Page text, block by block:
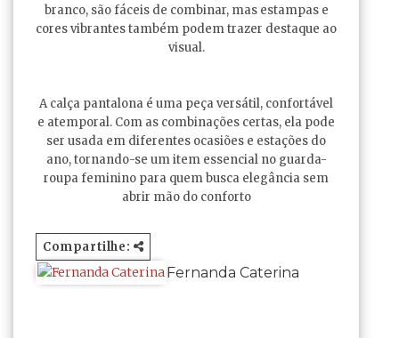
branco, são fáceis de combinar, mas estampas e
cores vibrantes também podem trazer destaque ao
visual.
A calça pantalona é uma peça versátil, confortável
e atemporal. Com as combinações certas, ela pode
ser usada em diferentes ocasiões e estações do
ano, tornando-se um item essencial no guarda-
roupa feminino para quem busca elegância sem
abrir mão do conforto
Compartilhe:
Fernanda Caterina